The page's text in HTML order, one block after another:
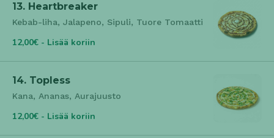
13. Heartbreaker
Kebab-liha, Jalapeno, Sipuli, Tuore Tomaatti
12,00€ - Lisää koriin
14. Topless
Kana, Ananas, Aurajuusto
12,00€ - Lisää koriin